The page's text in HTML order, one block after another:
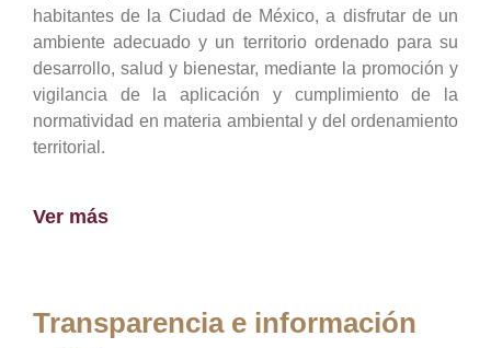
habitantes de la Ciudad de México, a disfrutar de un
ambiente adecuado y un territorio ordenado para su
desarrollo, salud y bienestar, mediante la promoción y
vigilancia de la aplicación y cumplimiento de la
normatividad en materia ambiental y del ordenamiento
territorial.
Ver más
Transparencia e información